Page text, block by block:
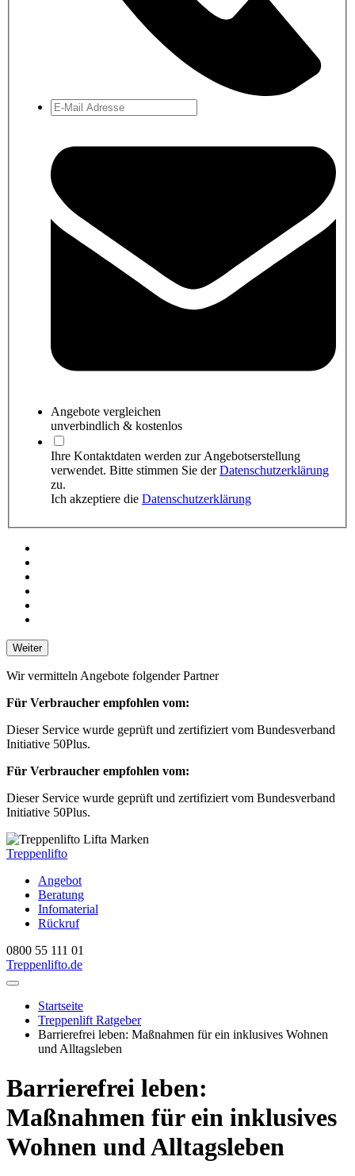
Angebote vergleichen
unverbindlich & kostenlos
Ihre Kontaktdaten werden zur Angebotserstellung
verwendet. Bitte stimmen Sie derDatenschutzerklärung
zu.
Ich akzeptiere die Datenschutzerklärung
Weiter
Wir vermitteln Angebote folgender Partner
Für Verbraucher empfohlen vom:
Dieser Service wurde geprüft und zertifiziert vom Bundesverband
Initiative 50Plus.
Für Verbraucher empfohlen vom:
Dieser Service wurde geprüft und zertifiziert vom Bundesverband
Initiative 50Plus.
Treppenlifto
Angebot
Beratung
Infomaterial
Rückruf
0800 55 111 01
Treppenlifto.de
Startseite
Treppenlift Ratgeber
Barrierefrei leben: Maßnahmen für ein inklusives Wohnen
und Alltagsleben
Barrierefrei leben:
Maßnahmen für ein inklusives
Wohnen und Alltagsleben